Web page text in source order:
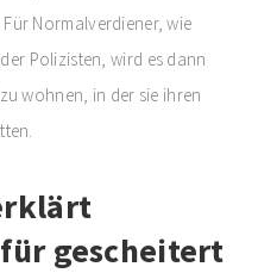
Normalverdiener, wie
Polizisten, wird es dann
wohnen, in der sie ihren
gescheitert